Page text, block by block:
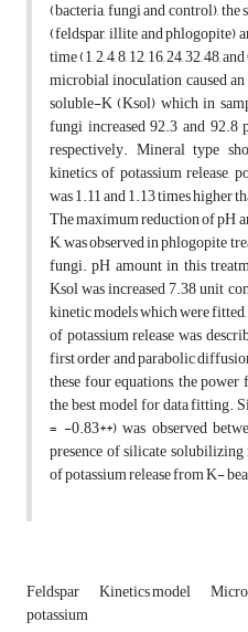
(bacteria, fungi and control),
(feldspar, illite and phlogopite)
time (1, 2, 4, 8, 12, 16, 24, 32, 48,
microbial inoculation caused
soluble-K (Ksol) which in
fungi increased 92.3 and 92.8
respectively. Mineral type
kinetics of potassium release,
was 1.11 and 1.13 times higher
The maximum reduction of pH
K, was observed in phlogopite
fungi. pH amount in this
Ksol was increased 7.38 unit
kinetic models which were
of potassium release was
first order and parabolic
these four equations, the
the best model for data fitting.
= -0.83**) was observed
presence of silicate
of potassium release from K-
Feldspar Kinetics model
potassium